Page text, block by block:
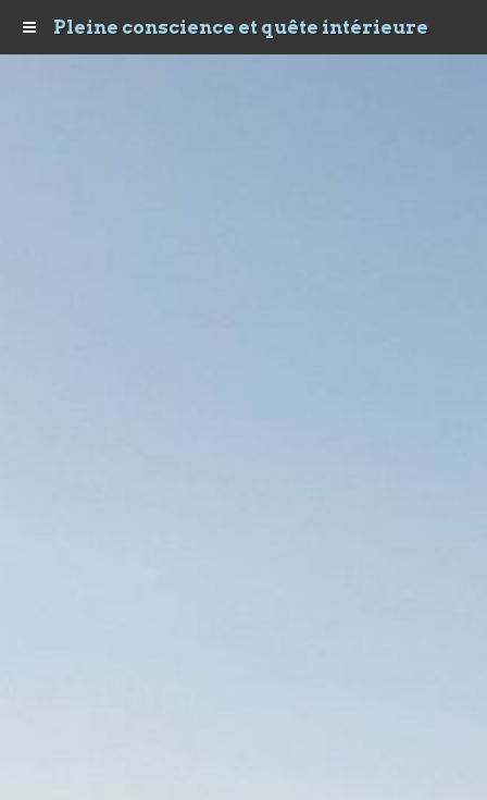
Pleine conscience et quête intérieure